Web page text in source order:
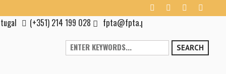
(+351) 214 199 028 fpta@fpta.pt
SEARCH